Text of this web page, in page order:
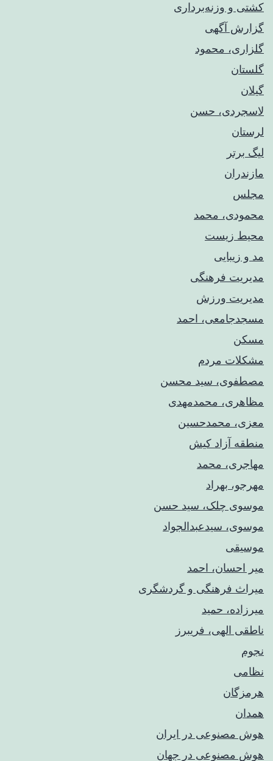
کشتی و وزنه‌برداری
گزارش آگهی
گلزاری، محمود
گلستان
گیلان
لاسجردی، حسن
لرستان
لیگ برتر
مازندران
مجلس
محمودی، محمد
محیط زیست
مد و زیبایی
مدیریت فرهنگی
مدیریت ورزش
مسجدجامعی، احمد
مسکن
مشکلات مردم
مصطفوی، سید محسن
مظاهری، محمدمهدی
معزی، محمدحسین
منطقه آزاد کیش
مهاجری، محمد
مهرجو، بهراد
موسوی چلک، سید حسن
موسوی، سیدعبدالجواد
موسیقی
میر احسان، احمد
میراث فرهنگی و گردشگری
میرزاده، حمید
ناطقی الهی، فریبرز
نجوم
نظامی
هرمزگان
همدان
هوش مصنوعی در ایران
هوش مصنوعی در جهان